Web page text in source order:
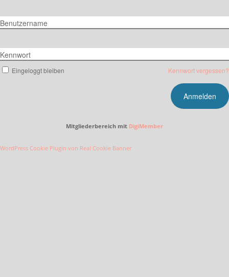
Benutzername
Kennwort
Eingeloggt bleiben Kennwort vergessen?
Mitgliederbereich mit DigiMember
WordPress Cookie Plugin von Real Cookie Banner